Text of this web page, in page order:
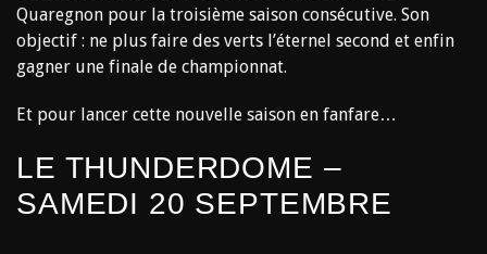
Quaregnon pour la troisième saison consécutive. Son
objectif : ne plus faire des verts l’éternel second et enfin
gagner une finale de championnat.
Et pour lancer cette nouvelle saison en fanfare…
LE THUNDERDOME –
SAMEDI 20 SEPTEMBRE